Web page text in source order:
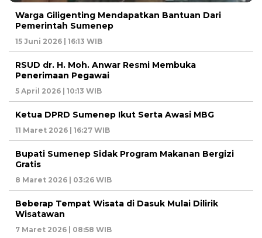
Warga Giligenting Mendapatkan Bantuan Dari
Pemerintah Sumenep
15 Juni 2026 | 16:13 WIB
RSUD dr. H. Moh. Anwar Resmi Membuka
Penerimaan Pegawai
5 April 2026 | 10:13 WIB
Ketua DPRD Sumenep Ikut Serta Awasi MBG
11 Maret 2026 | 16:27 WIB
Bupati Sumenep Sidak Program Makanan Bergizi
Gratis
8 Maret 2026 | 03:26 WIB
Beberap Tempat Wisata di Dasuk Mulai Dilirik
Wisatawan
7 Maret 2026 | 08:58 WIB